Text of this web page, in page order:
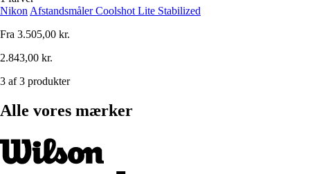
Nikon Afstandsmåler Coolshot Lite Stabilized
Fra 3.505,00 kr.
2.843,00 kr.
3 af 3 produkter
Alle vores mærker